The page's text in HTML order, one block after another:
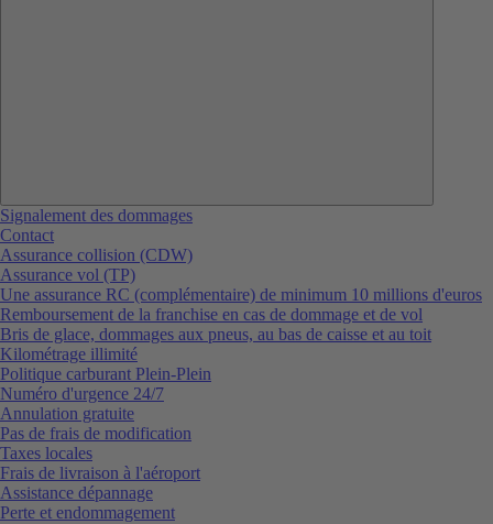
Signalement des dommages
Contact
Assurance collision (CDW)
Assurance vol (TP)
Une assurance RC (complémentaire) de minimum 10 millions d'euros
Remboursement de la franchise en cas de dommage et de vol
Bris de glace, dommages aux pneus, au bas de caisse et au toit
Kilométrage illimité
Politique carburant Plein-Plein
Numéro d'urgence 24/7
Annulation gratuite
Pas de frais de modification
Taxes locales
Frais de livraison à l'aéroport
Assistance dépannage
Perte et endommagement